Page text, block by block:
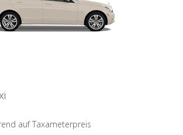
auf Taxameterpreis